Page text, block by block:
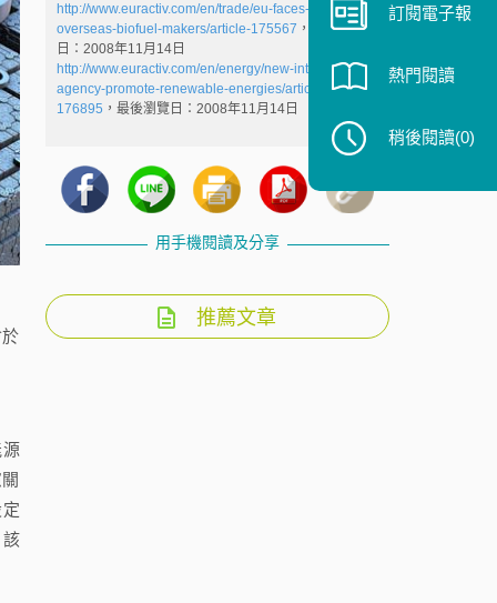
http://www.euractiv.com/en/trade/eu-faces-pressure-
overseas-biofuel-makers/article-175567 ，最後瀏覽
日：2008年11月14日
http://www.euractiv.com/en/energy/new-international-
agency-promote-renewable-energies/article-
176895 ，最後瀏覽日：2008年11月14日
用手機閱讀及分享
推薦文章
訂閱電子報
熱門閱讀
稍後閱讀(0)